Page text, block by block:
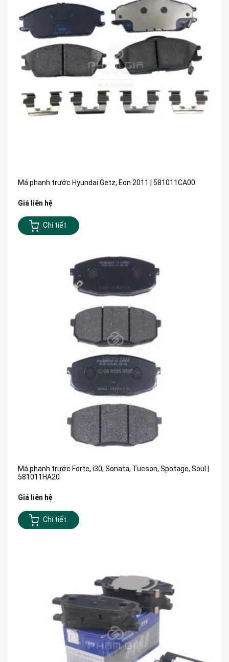
Má phanh trước Hyundai Getz, Eon 2011 | 581011CA00
Giá liên hệ
Chi tiết
Má phanh trước Forte, i30, Sonata, Tucson, Spotage, Soul |
581011HA20
Giá liên hệ
Chi tiết